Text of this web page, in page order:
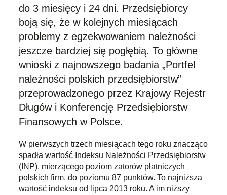
do 3 miesięcy i 24 dni. Przedsiębiorcy
boją się, że w kolejnych miesiącach
problemy z egzekwowaniem należności
jeszcze bardziej się pogłębią. To główne
wnioski z najnowszego badania „Portfel
należności polskich przedsiębiorstw”
przeprowadzonego przez Krajowy Rejestr
Długów i Konferencję Przedsiębiorstw
Finansowych w Polsce.
W pierwszych trzech miesiącach tego roku znacząco
spadła wartość Indeksu Należności Przedsiębiorstw
(INP), mierzącego poziom zatorów płatniczych
polskich firm, do poziomu 87 punktów. To najniższa
wartość indeksu od lipca 2013 roku. A im niższy